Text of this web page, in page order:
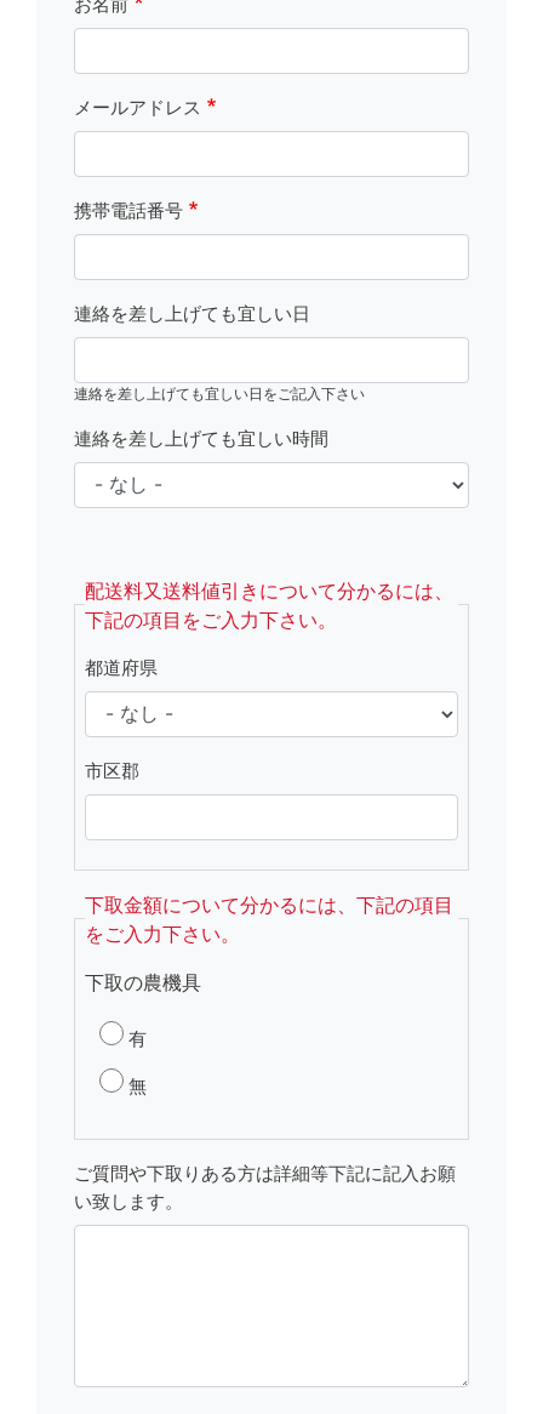
メールアドレス
携帯電話番号
連絡を差し上げても宜しい日
連絡を差し上げても宜しい日をご記入下さい
連絡を差し上げても宜しい時間
配送料又送料値引きについて分かるには、
下記の項目をご入力下さい。
都道府県
市区郡
下取金額について分かるには、下記の項目
をご入力下さい。
下取の農機具
有
無
ご質問や下取りある方は詳細等下記に記入お願
い致します。